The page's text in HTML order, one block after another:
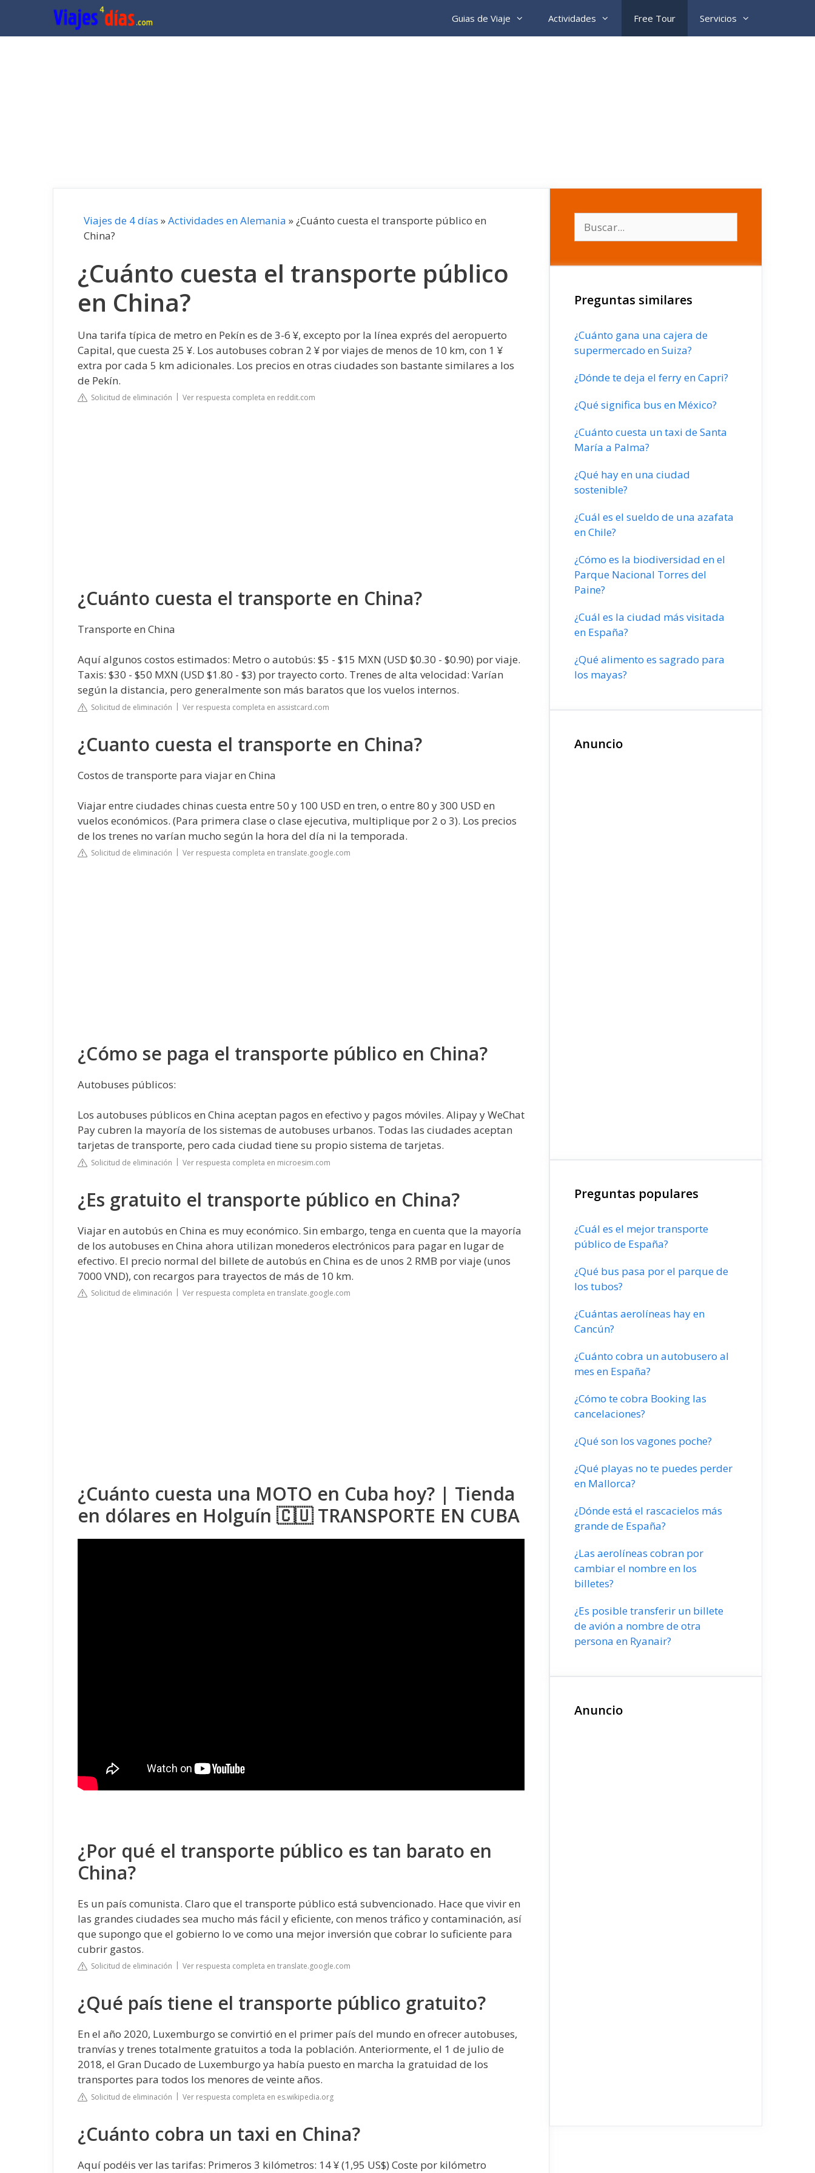
contenido
Guias de Viaje Actividades Free Tour Servicios
Viajes de 4 días »Actividades en Alemania »¿Cuánto cuesta el transporte público en
China?
¿Cuánto cuesta el transporte público
en China?
Una tarifa típica de metro en Pekín es de 3-6 ¥, excepto por la línea exprés del aeropuerto
Capital, que cuesta 25 ¥. Los autobuses cobran 2 ¥ por viajes de menos de 10 km, con 1 ¥
extra por cada 5 km adicionales. Los precios en otras ciudades son bastante similares a los
de Pekín.
Solicitud de eliminación Ver respuesta completa en reddit.com
¿Cuánto cuesta el transporte en China?
Transporte en China
Aquí algunos costos estimados: Metro o autobús: $5 - $15 MXN (USD $0.30 - $0.90) por viaje.
Taxis: $30 - $50 MXN (USD $1.80 - $3) por trayecto corto. Trenes de alta velocidad: Varían
según la distancia, pero generalmente son más baratos que los vuelos internos.
Solicitud de eliminación Ver respuesta completa en assistcard.com
¿Cuanto cuesta el transporte en China?
Costos de transporte para viajar en China
Viajar entre ciudades chinas cuesta entre 50 y 100 USD en tren, o entre 80 y 300 USD en
vuelos económicos. (Para primera clase o clase ejecutiva, multiplique por 2 o 3). Los precios
de los trenes no varían mucho según la hora del día ni la temporada.
Solicitud de eliminación Ver respuesta completa en translate.google.com
¿Cómo se paga el transporte público en China?
Autobuses públicos:
Los autobuses públicos en China aceptan pagos en efectivo y pagos móviles. Alipay y WeChat
Pay cubren la mayoría de los sistemas de autobuses urbanos. Todas las ciudades aceptan
tarjetas de transporte, pero cada ciudad tiene su propio sistema de tarjetas.
Solicitud de eliminación Ver respuesta completa en microesim.com
¿Es gratuito el transporte público en China?
Viajar en autobús en China es muy económico. Sin embargo, tenga en cuenta que la mayoría
de los autobuses en China ahora utilizan monederos electrónicos para pagar en lugar de
efectivo. El precio normal del billete de autobús en China es de unos 2 RMB por viaje (unos
7000 VND), con recargos para trayectos de más de 10 km.
Solicitud de eliminación Ver respuesta completa en translate.google.com
¿Cuánto cuesta una MOTO en Cuba hoy? | Tienda
en dólares en Holguín 🇨🇺 TRANSPORTE EN CUBA
¿Por qué el transporte público es tan barato en
China?
Es un país comunista. Claro que el transporte público está subvencionado. Hace que vivir en
las grandes ciudades sea mucho más fácil y eficiente, con menos tráfico y contaminación, así
que supongo que el gobierno lo ve como una mejor inversión que cobrar lo suficiente para
cubrir gastos.
Solicitud de eliminación Ver respuesta completa en translate.google.com
¿Qué país tiene el transporte público gratuito?
En el año 2020, Luxemburgo se convirtió en el primer país del mundo en ofrecer autobuses,
tranvías y trenes totalmente gratuitos a toda la población. Anteriormente, el 1 de julio de
2018, el Gran Ducado de Luxemburgo ya había puesto en marcha la gratuidad de los
transportes para todos los menores de veinte años.
Solicitud de eliminación Ver respuesta completa en es.wikipedia.org
¿Cuánto cobra un taxi en China?
Aquí podéis ver las tarifas: Primeros 3 kilómetros: 14 ¥ (1,95 US$) Coste por kilómetro
Preguntas similares
¿Cuánto gana una cajera de
supermercado en Suiza?
¿Dónde te deja el ferry en Capri?
¿Qué significa bus en México?
¿Cuánto cuesta un taxi de Santa
María a Palma?
¿Qué hay en una ciudad
sostenible?
¿Cuál es el sueldo de una azafata
en Chile?
¿Cómo es la biodiversidad en el
Parque Nacional Torres del
Paine?
¿Cuál es la ciudad más visitada
en España?
¿Qué alimento es sagrado para
los mayas?
Anuncio
Preguntas populares
¿Cuál es el mejor transporte
público de España?
¿Qué bus pasa por el parque de
los tubos?
¿Cuántas aerolíneas hay en
Cancún?
¿Cuánto cobra un autobusero al
mes en España?
¿Cómo te cobra Booking las
cancelaciones?
¿Qué son los vagones poche?
¿Qué playas no te puedes perder
en Mallorca?
¿Dónde está el rascacielos más
grande de España?
¿Las aerolíneas cobran por
cambiar el nombre en los
billetes?
¿Es posible transferir un billete
de avión a nombre de otra
persona en Ryanair?
Anuncio